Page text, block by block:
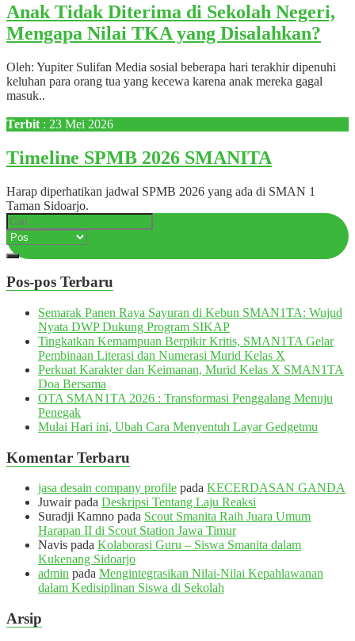
Anak Tidak Diterima di Sekolah Negeri,
Mengapa Nilai TKA yang Disalahkan?
Oleh: Yupiter Sulifan Media sosial beberapa hari terakhir dipenuhi
keluhan para orang tua yang kecewa karena anak mereka gagal
masuk..
Terbit : 23 Mei 2026
Timeline SPMB 2026 SMANITA
Harap diperhatikan jadwal SPMB 2026 yang ada di SMAN 1
Taman Sidoarjo.
Pos-pos Terbaru
Semarak Panen Raya Sayuran di Kebun SMAN1TA: Wujud
Nyata DWP Dukung Program SIKAP
Tingkatkan Kemampuan Berpikir Kritis, SMAN1TA Gelar
Pembinaan Literasi dan Numerasi Murid Kelas X
Perkuat Karakter dan Keimanan, Murid Kelas X SMAN1TA
Doa Bersama
OTA SMAN1TA 2026 : Transformasi Penggalang Menuju
Penegak
Mulai Hari ini, Ubah Cara Menyentuh Layar Gedgetmu
Komentar Terbaru
jasa desain company profile pada KECERDASAN GANDA
Juwairpada Deskripsi Tentang Laju Reaksi
Suradji Kamno pada Scout Smanita Raih Juara Umum
Harapan II di Scout Station Jawa Timur
Navis pada Kolaborasi Guru – Siswa Smanita dalam
Kukenang Sidoarjo
admin pada Mengintegrasikan Nilai-Nilai Kepahlawanan
dalam Kedisiplinan Siswa di Sekolah
Arsip